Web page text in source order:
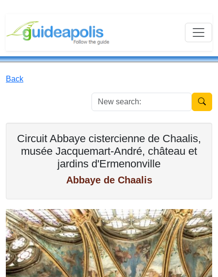
Back
New
Circuit Abbaye cistercienne de Chaalis,
musée Jacquemart-André, château et
jardins d'Ermenonville
Abbaye de Chaalis